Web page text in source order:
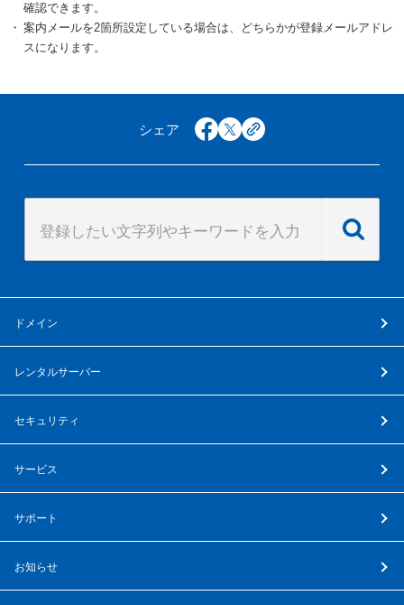
確認できます。
案内メールを2箇所設定している場合は、どちらかが登録メールアドレ
スになります。
シェア facebook
x copy
ドメイン
レンタルサーバー
セキュリティ
サービス
サポート
お知らせ